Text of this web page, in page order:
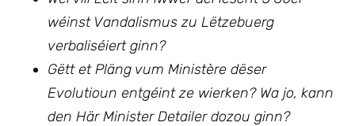
wéinst Vandalismus zu Lëtzebuerg
verbaliséiert ginn?
Gëtt et Pläng vum Ministère dëser
Evolutioun entgéint ze wierken? Wa jo, kann
den Här Minister Detailer dozou ginn?